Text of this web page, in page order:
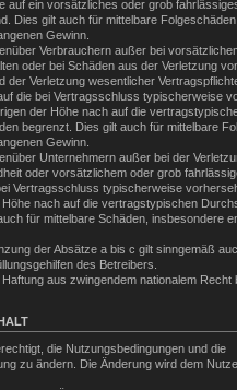
auf ein vorsätzliches oder grob
Dies gilt auch für mittelbare Folgeschäden
Gewinn.
Verbrauchern außer bei
oder bei Schäden aus der Verletzung
der Verletzung wesentlicher
die bei Vertragsschluss typischerweise
der Höhe nach auf die
begrenzt. Dies gilt auch für mittelbare
Gewinn.
Unternehmern außer bei der
oder vorsätzlichem oder grob
Vertragsschluss typischerweise
nach auf die vertragstypischen
für mittelbare Schäden, insbesondere
der Absätze a bis c gilt sinngemäß
des Betreibers.
aus zwingendem nationalem Recht
die Nutzungsbedingungen und die
zu ändern. Die Änderung wird dem